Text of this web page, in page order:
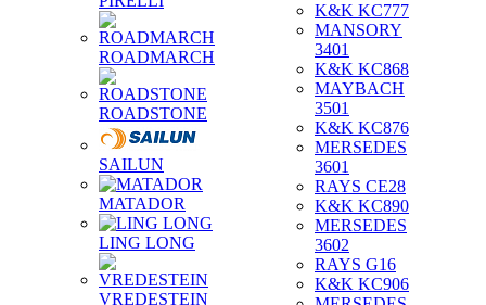
ROADMARCH
ROADSTONE
SAILUN
MATADOR
LING LONG
VREDESTEIN
K&K KC777
MANSORY
3401
K&K KC868
MAYBACH
3501
K&K KC876
MERSEDES
3601
RAYS CE28
K&K KC890
MERSEDES
3602
RAYS G16
K&K KC906